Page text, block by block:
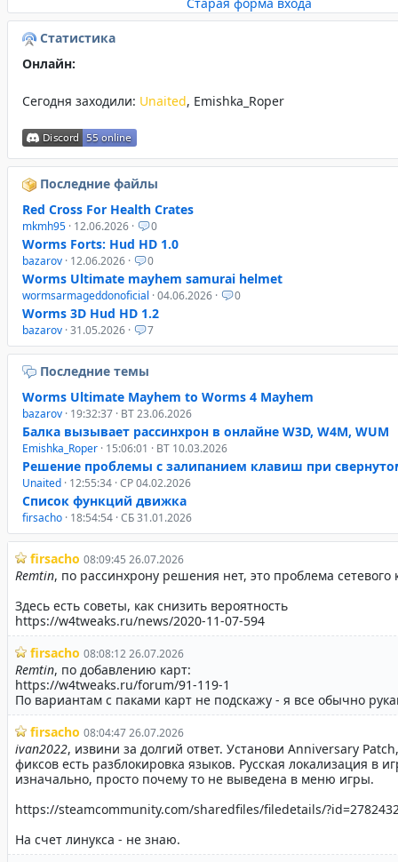
Старая форма входа
Статистика
Онлайн:
Сегодня заходили: Unaited, Emishka_Roper
Последние файлы
Red Cross For Health Crates
mkmh95 · 12.06.2026 · 0
Worms Forts: Hud HD 1.0
bazarov · 12.06.2026 · 0
Worms Ultimate mayhem samurai helmet
wormsarmageddonoficial · 04.06.2026 · 0
Worms 3D Hud HD 1.2
bazarov · 31.05.2026 · 7
Последние темы
Worms Ultimate Mayhem to Worms 4 Mayhem
bazarov · 19:32:37 · ВТ 23.06.2026
Балка вызывает рассинхрон в онлайне W3D, W4M, WUM
Emishka_Roper · 15:06:01 · ВТ 10.03.2026
Решение проблемы с залипанием клавиш при
Unaited · 12:55:34 · СР 04.02.2026
Список функций движка
firsacho · 18:54:54 · СБ 31.01.2026